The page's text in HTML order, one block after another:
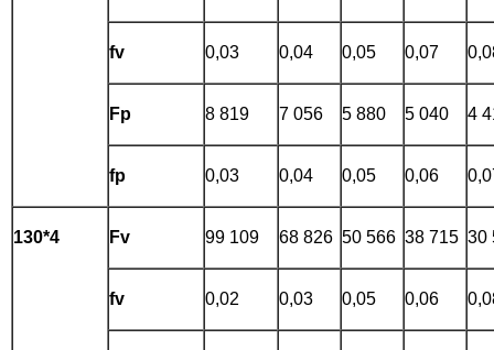
fv 0,03 0,04 0,05 0,07
Fp 8 819 7 056 5 880 5 040 4
fp 0,03 0,04 0,05 0,06
130*4 Fv 99 109 68 826 50 566 38 715 30
fv 0,02 0,03 0,05 0,06